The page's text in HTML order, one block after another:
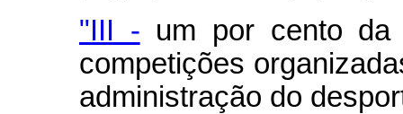
"III - um por cento da
competições
administração do